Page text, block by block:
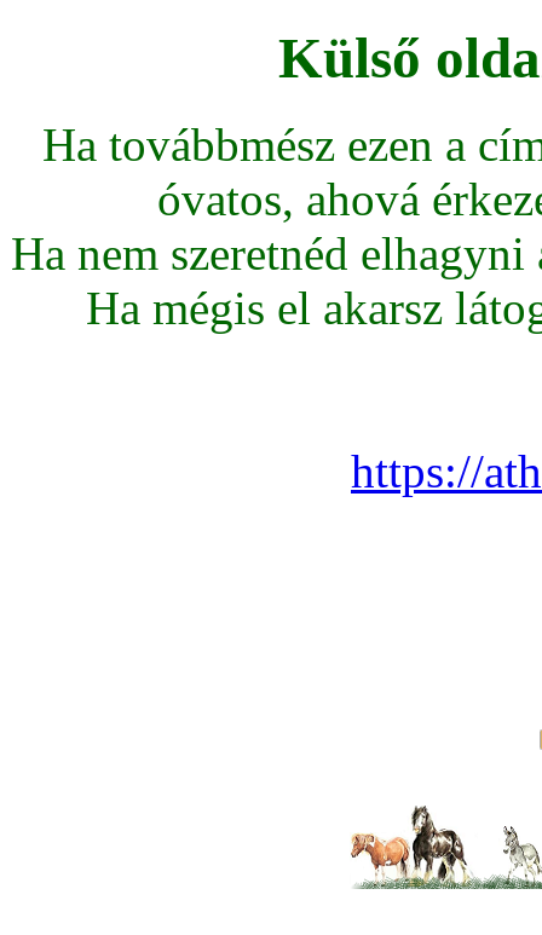
Külső
Ha továbbmész ezen a
óvatos, ahová
Ha nem szeretnéd
Ha mégis el akarsz
https://